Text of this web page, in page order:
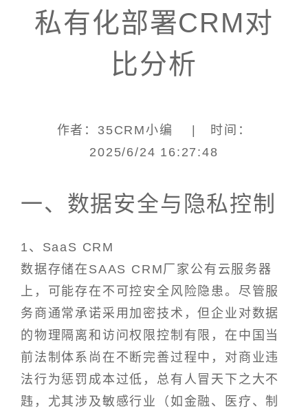
私有化部署CRM对
比分析
作者：35CRM小编 | 时间：
2025/6/24 16:27:48
一、数据安全与隐私控制
1、SaaS CRM
数据存储在SAAS CRM厂家公有云服务器
上，可能存在不可控安全风险隐患。尽管服
务商通常承诺采用加密技术，但企业对数据
的物理隔离和访问权限控制有限，在中国当
前法制体系尚在不断完善过程中，对商业违
法行为惩罚成本过低，总有人冒天下之大不
韪，尤其涉及敏感行业（如金融、医疗、制